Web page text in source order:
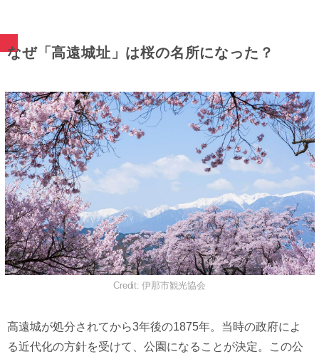
なぜ「高遠城址」は桜の名所になった？
Credit: 伊那市観光協会
高遠城が処分されてから3年後の1875年。当時の政府によ
る近代化の方針を受けて、公園になることが決定。この公